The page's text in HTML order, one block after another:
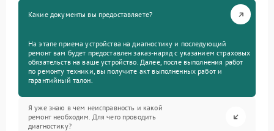
Какие документы вы предоставляете?
На этапе приема устройства на диагностику и последующий
ремонт вам будет предоставлен заказ-наряд с указанием страховых
обязательств на ваше устройство. Далее, после выполнения работ
по ремонту техники, вы получите акт выполненных работ и
гарантийный талон.
Я уже знаю в чем неисправность и какой
ремонт необходим. Для чего проводить
диагностику?